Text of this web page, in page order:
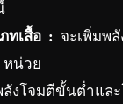
ทเสื้อ : จะเพิ่มพ
หน่วย
ลังโจมตีขั้นต่ำแล